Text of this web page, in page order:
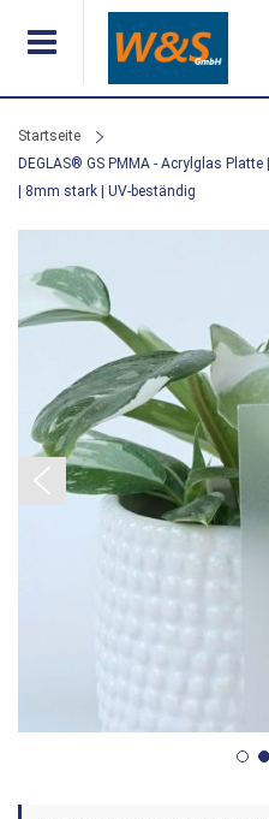
Startseite
DEGLAS® GS PMMA - Acrylglas
| 8mm stark | UV-beständig
Ende
der
Bildergalerie
springen
Zum